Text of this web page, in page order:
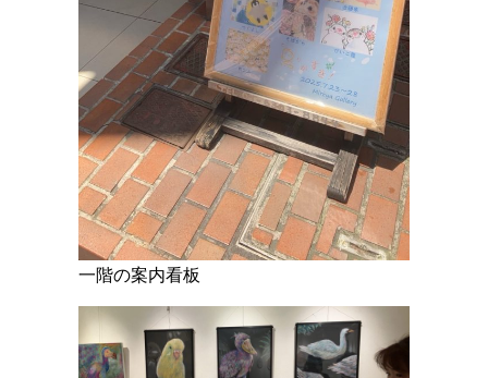
一階の案内看板